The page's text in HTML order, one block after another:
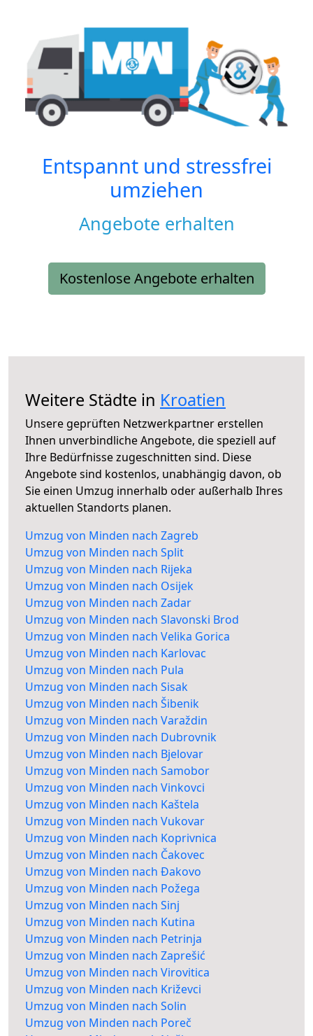
Entspannt und stressfrei
umziehen
Angebote erhalten
Kostenlose Angebote erhalten
Weitere Städte in Kroatien
Unsere geprüften Netzwerkpartner erstellen
Ihnen unverbindliche Angebote, die speziell auf
Ihre Bedürfnisse zugeschnitten sind. Diese
Angebote sind kostenlos, unabhängig davon, ob
Sie einen Umzug innerhalb oder außerhalb Ihres
aktuellen Standorts planen.
Umzug von Minden nach Zagreb
Umzug von Minden nach Split
Umzug von Minden nach Rijeka
Umzug von Minden nach Osijek
Umzug von Minden nach Zadar
Umzug von Minden nach Slavonski Brod
Umzug von Minden nach Velika Gorica
Umzug von Minden nach Karlovac
Umzug von Minden nach Pula
Umzug von Minden nach Sisak
Umzug von Minden nach Šibenik
Umzug von Minden nach Varaždin
Umzug von Minden nach Dubrovnik
Umzug von Minden nach Bjelovar
Umzug von Minden nach Samobor
Umzug von Minden nach Vinkovci
Umzug von Minden nach Kaštela
Umzug von Minden nach Vukovar
Umzug von Minden nach Koprivnica
Umzug von Minden nach Čakovec
Umzug von Minden nach Đakovo
Umzug von Minden nach Požega
Umzug von Minden nach Sinj
Umzug von Minden nach Kutina
Umzug von Minden nach Petrinja
Umzug von Minden nach Zaprešić
Umzug von Minden nach Virovitica
Umzug von Minden nach Križevci
Umzug von Minden nach Solin
Umzug von Minden nach Poreč